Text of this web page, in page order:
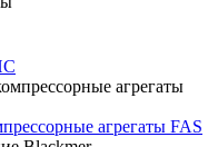
агрегаты FAS